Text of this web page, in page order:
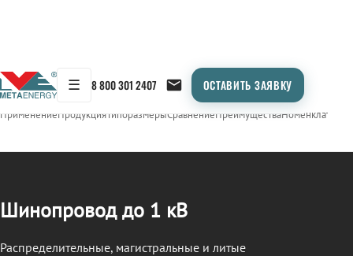
☰ 8 800 301 2407 ОСТАВИТЬ ЗАЯВКУ
← Продукция/ШИНОПРОВОД
ПрименениеПродукцияТипоразмерыСравнениеПреимуществаНоменклатура
Шинопровод до 1 кВ
Распределительные, магистральные и литые